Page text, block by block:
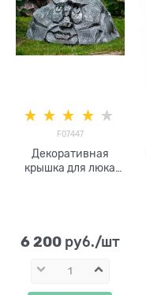
F07447
Декоративная
крышка для люка
6 200 руб./шт